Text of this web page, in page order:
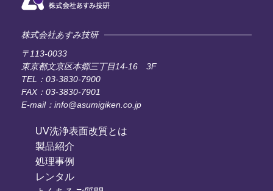
株式会社あすみ技研
〒113-0033
東京都文京区本郷三丁目14-16 3F
TEL：03-3830-7900
FAX：03-3830-7901
E-mail：info@asumigiken.co.jp
UV洗浄表面改質とは
製品紹介
処理事例
レンタル